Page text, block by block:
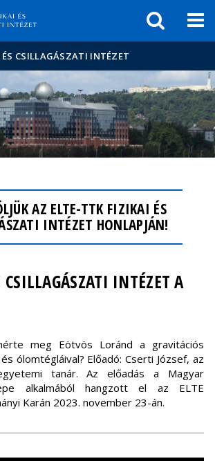
Események
sajtóban
CSILLAGÁSZATI INTÉZET
AZ ELTE-TTK FIZIKAI ÉS
INTÉZET HONLAPJÁN!
INTÉZET A
meg Eötvös Loránd a gravitációs
ólomtégláival? Előadó: Cserti József, az
tanár. Az előadás a Magyar
alkalmából hangzott el az ELTE
Karán 2023. november 23-án.